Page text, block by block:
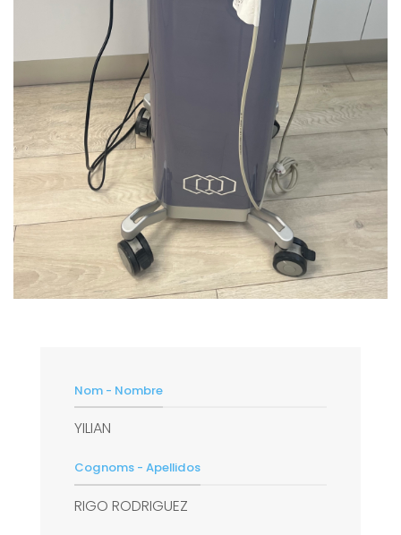
Nom - Nombre
YILIAN
Cognoms - Apellidos
RIGO RODRIGUEZ